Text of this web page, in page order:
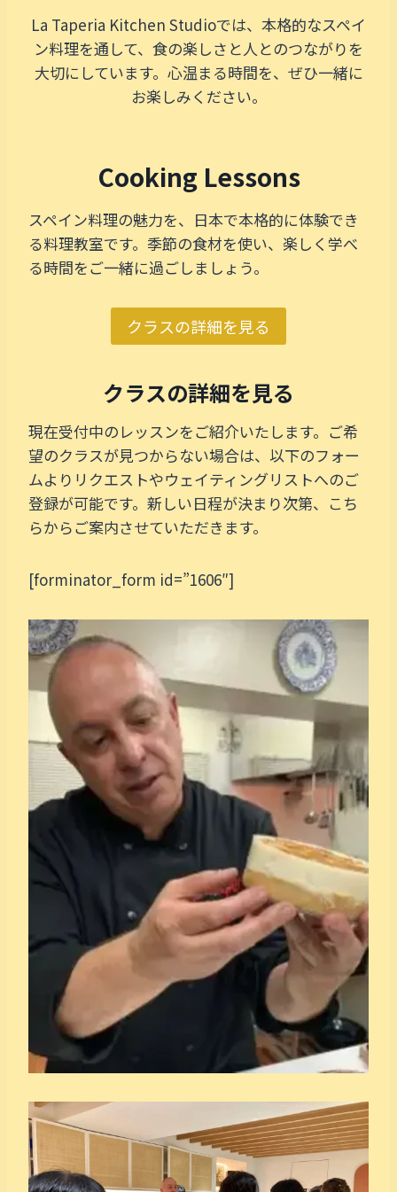
La Taperia Kitchen Studioでは、本格的なスペイ
ン料理を通して、食の楽しさと人とのつながりを
大切にしています。心温まる時間を、ぜひ一緒に
お楽しみください。
Cooking Lessons
スペイン料理の魅力を、日本で本格的に体験でき
る料理教室です。季節の食材を使い、楽しく学べ
る時間をご一緒に過ごしましょう。
クラスの詳細を見る
クラスの詳細を見る
現在受付中のレッスンをご紹介いたします。ご希
望のクラスが見つからない場合は、以下のフォー
ムよりリクエストやウェイティングリストへのご
登録が可能です。新しい日程が決まり次第、こち
らからご案内させていただきます。
[forminator_form id=”1606″]